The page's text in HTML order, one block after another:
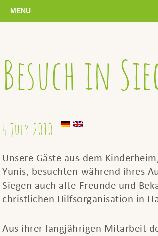
MENU
Besuch in
4 July 2010
Unsere Gäste aus dem
Yunis, besuchten während ihres
Siegen auch alte Freunde und
christlichen Hilfsorganisation in
Aus ihrer langjährigen Mitarbeit